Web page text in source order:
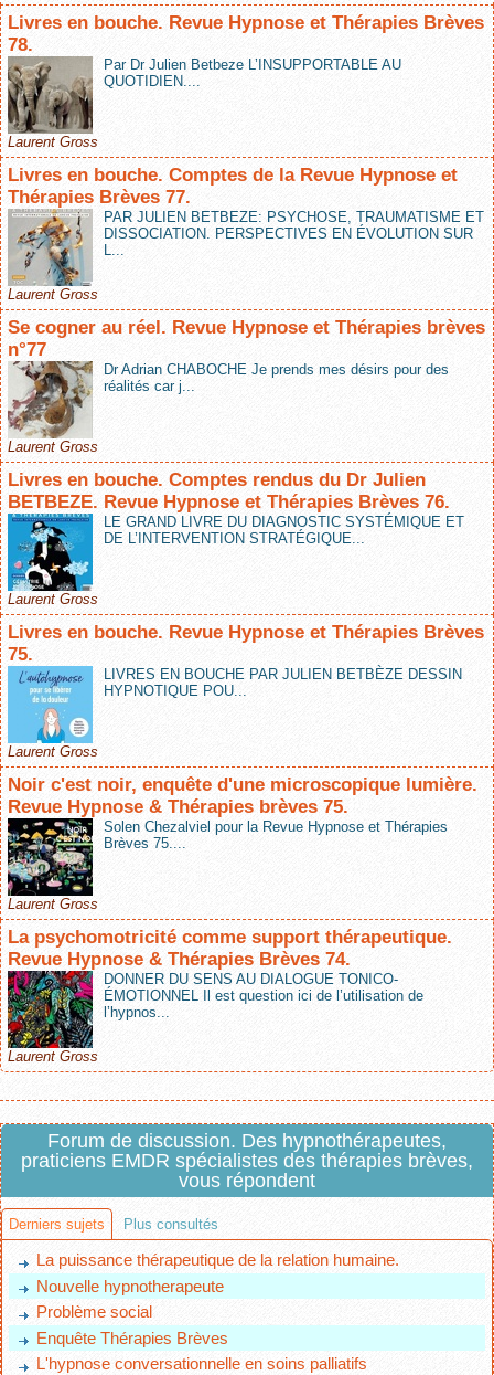
Livres en bouche. Revue Hypnose et Thérapies Brèves
78.
Par Dr Julien Betbeze L’INSUPPORTABLE AU
QUOTIDIEN....
Laurent Gross
Livres en bouche. Comptes de la Revue Hypnose et
Thérapies Brèves 77.
PAR JULIEN BETBEZE: PSYCHOSE, TRAUMATISME ET
DISSOCIATION. PERSPECTIVES EN ÉVOLUTION SUR
L...
Laurent Gross
Se cogner au réel. Revue Hypnose et Thérapies brèves
n°77
Dr Adrian CHABOCHE Je prends mes désirs pour des
réalités car j...
Laurent Gross
Livres en bouche. Comptes rendus du Dr Julien
BETBEZE. Revue Hypnose et Thérapies Brèves 76.
LE GRAND LIVRE DU DIAGNOSTIC SYSTÉMIQUE ET
DE L’INTERVENTION STRATÉGIQUE...
Laurent Gross
Livres en bouche. Revue Hypnose et Thérapies Brèves
75.
LIVRES EN BOUCHE PAR JULIEN BETBÈZE DESSIN
HYPNOTIQUE POU...
Laurent Gross
Noir c'est noir, enquête d'une microscopique lumière.
Revue Hypnose & Thérapies brèves 75.
Solen Chezalviel pour la Revue Hypnose et Thérapies
Brèves 75....
Laurent Gross
La psychomotricité comme support thérapeutique.
Revue Hypnose & Thérapies Brèves 74.
DONNER DU SENS AU DIALOGUE TONICO-
ÉMOTIONNEL Il est question ici de l’utilisation de
l’hypnos...
Laurent Gross
Forum de discussion. Des hypnothérapeutes,
praticiens EMDR spécialistes des thérapies brèves,
vous répondent
Derniers sujets Plus consultés
La puissance thérapeutique de la relation humaine.
Nouvelle hypnotherapeute
Problème social
Enquête Thérapies Brèves
L'hypnose conversationnelle en soins palliatifs